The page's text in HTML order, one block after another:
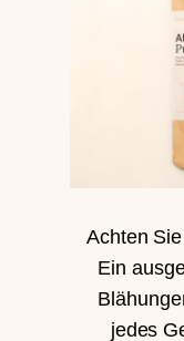
Achten
Ein
jedes